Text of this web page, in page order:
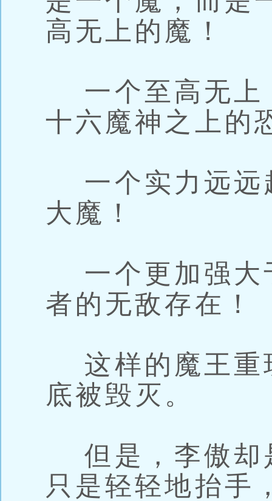
高无上的魔！
一个至高无上
十六魔神之上的
一个实力远远
大魔！
一个更加强大
者的无敌存在！
这样的魔王重
底被毁灭。
但是，李傲却
只是轻轻地抬手